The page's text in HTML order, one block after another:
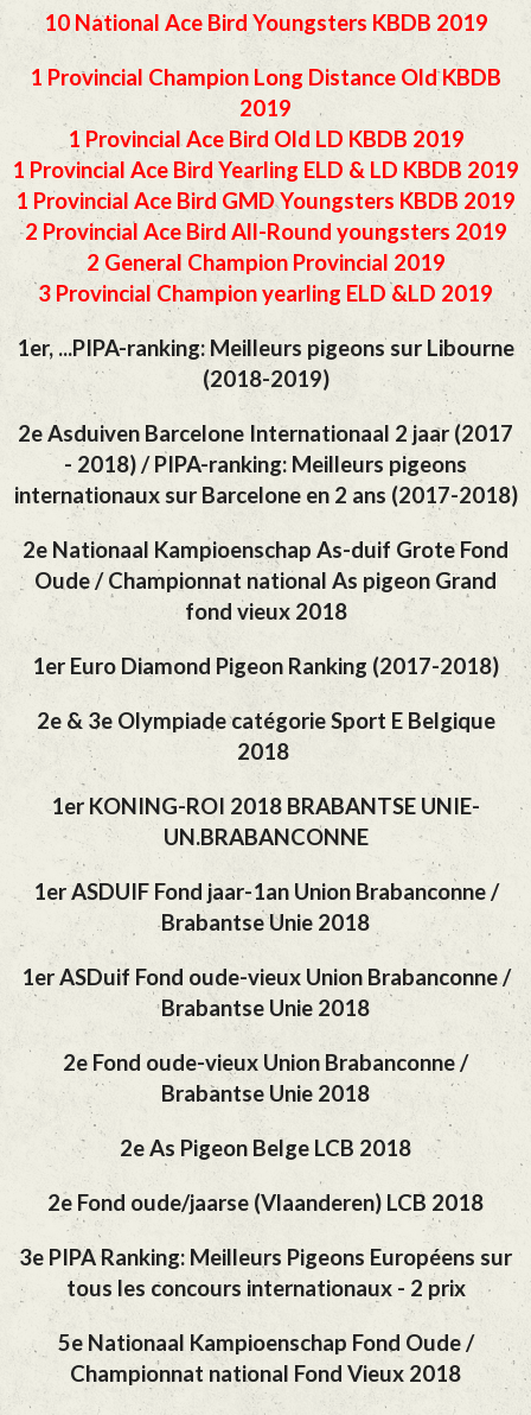
10 National Ace Bird Youngsters KBDB 2019
1 Provincial Champion Long Distance Old KBDB
2019
1 Provincial Ace Bird Old LD KBDB 2019
1 Provincial Ace Bird Yearling ELD & LD KBDB 2019
1 Provincial Ace Bird GMD Youngsters KBDB 2019
2 Provincial Ace Bird All-Round youngsters 2019
2 General Champion Provincial 2019
3 Provincial Champion yearling ELD &LD 2019
1er, ...PIPA-ranking: Meilleurs pigeons sur Libourne
(2018-2019)
2e Asduiven Barcelone Internationaal 2 jaar (2017
- 2018) / PIPA-ranking: Meilleurs pigeons
internationaux sur Barcelone en 2 ans (2017-2018)
2e Nationaal Kampioenschap As-duif Grote Fond
Oude / Championnat national As pigeon Grand
fond vieux 2018
1er Euro Diamond Pigeon Ranking (2017-2018)
2e & 3e Olympiade catégorie Sport E Belgique
2018
1er KONING-ROI 2018 BRABANTSE UNIE-
UN.BRABANCONNE
1er ASDUIF Fond jaar-1an Union Brabanconne /
Brabantse Unie 2018
1er ASDuif Fond oude-vieux Union Brabanconne /
Brabantse Unie 2018
2e Fond oude-vieux Union Brabanconne /
Brabantse Unie 2018
2e As Pigeon Belge LCB 2018
2e Fond oude/jaarse (Vlaanderen) LCB 2018
3e PIPA Ranking: Meilleurs Pigeons Européens sur
tous les concours internationaux - 2 prix
5e Nationaal Kampioenschap Fond Oude /
Championnat national Fond Vieux 2018